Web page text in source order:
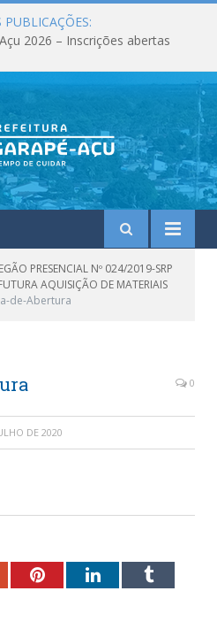
2026 – Inscrições abertas
PRESENCIAL Nº 024/2019-SRP
AQUISIÇÃO DE MATERIAIS
de-Abertura
0
DE 2020
PinterestLinkedInTumblr